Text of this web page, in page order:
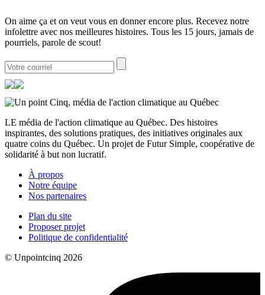
On aime ça et on veut vous en donner encore plus. Recevez notre
infolettre avec nos meilleures histoires. Tous les 15 jours, jamais de
pourriels, parole de scout!
LE média de l'action climatique au Québec. Des histoires
inspirantes, des solutions pratiques, des initiatives originales aux
quatre coins du Québec. Un projet de Futur Simple, coopérative de
solidarité à but non lucratif.
À propos
Notre équipe
Nos partenaires
Plan du site
Proposer projet
Politique de confidentialité
© Unpointcinq 2026